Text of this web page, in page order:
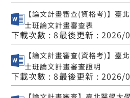
【論文計畫審查(資格考)】臺
士班論文計畫審查表
下載次數 : 8最後更新 : 2026/
【論文計畫審查(資格考)】臺
士班論文計畫審查證明
下載次數 : 8最後更新 : 2026/